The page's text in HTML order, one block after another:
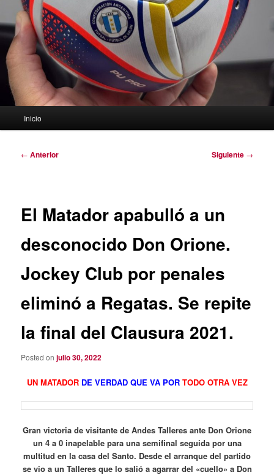
Inicio
Navegación
← Anterior Siguiente →
El Matador apabulló a un
desconocido Don Orione.
Jockey Club por penales
eliminó a Regatas. Se repite
la final del Clausura 2021.
Posted onjulio 30, 2022
UN MATADOR DE VERDAD QUE VA PORTODO OTRA VEZ
Gran victoria de visitante de Andes Talleres ante Don Orione
un 4 a 0 inapelable para una semifinal seguida por una
multitud en la casa del Santo. Desde el arranque del partido
se vio a un Talleres que lo salió a agarrar del «cuello» a Don